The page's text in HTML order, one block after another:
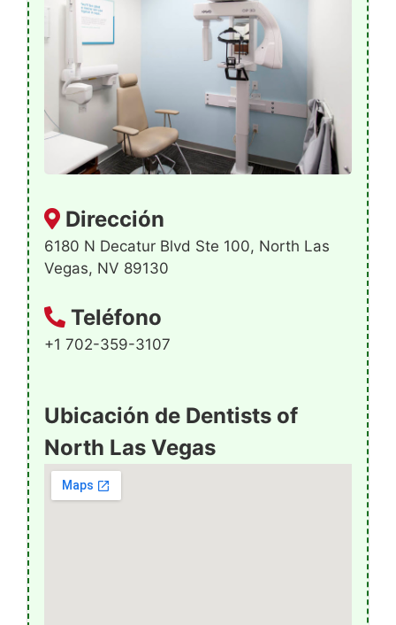
Dirección
6180 N Decatur Blvd Ste 100, North Las
Vegas, NV 89130
Teléfono
+1 702-359-3107
Ubicación de Dentists of
North Las Vegas